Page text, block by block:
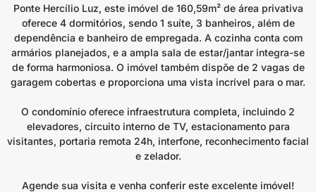
Ponte Hercílio Luz, este imóvel de 160,59m² de área privativa
oferece 4 dormitórios, sendo 1 suíte, 3 banheiros, além de
dependência e banheiro de empregada. A cozinha conta com
armários planejados, e a ampla sala de estar/jantar integra-se
de forma harmoniosa. O imóvel também dispõe de 2 vagas de
garagem cobertas e proporciona uma vista incrível para o mar.
O condomínio oferece infraestrutura completa, incluindo 2
elevadores, circuito interno de TV, estacionamento para
visitantes, portaria remota 24h, interfone, reconhecimento facial
e zelador.
Agende sua visita e venha conferir este excelente imóvel!